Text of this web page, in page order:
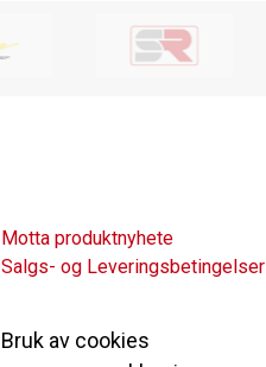
Motta produktnyhete
Salgs- og Leveringsbetingelser
Bruk av cookies